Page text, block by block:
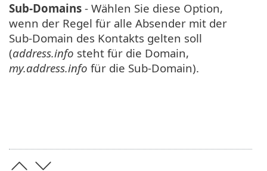
Sub-Domains - Wählen Sie diese Option,
wenn der Regel für alle Absender mit der
Sub-Domain des Kontakts gelten soll
(address.info steht für die Domain,
my.address.info für die Sub-Domain).